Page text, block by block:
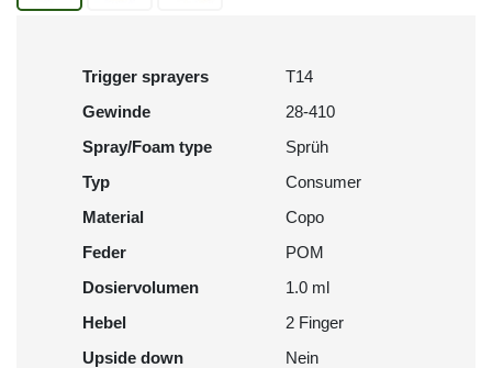
Trigger sprayers
T14
Gewinde
28-410
Spray/Foam type
Sprüh
Typ
Consumer
Material
Copo
Feder
POM
Dosiervolumen
1.0 ml
Hebel
2 Finger
Upside down
Nein